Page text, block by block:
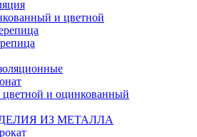
и цветной
и оцинкованный
ИЗ МЕТАЛЛА